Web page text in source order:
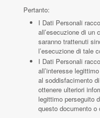
Pertanto:
I Dati Personali
all’esecuzione di un
saranno trattenuti
l’esecuzione di tale
I Dati Personali
all’interesse
al soddisfacimento
ottenere ulteriori
legittimo perseguito
questo documento o